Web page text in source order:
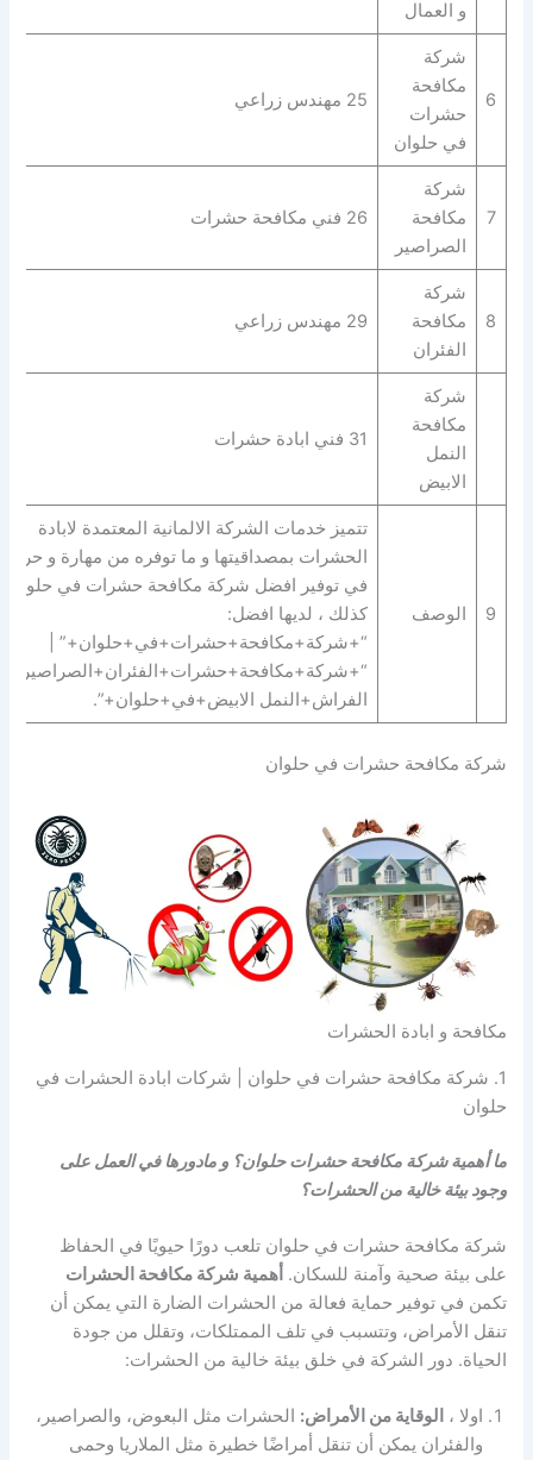
و العمال
6
شركة
مكافحة
حشرات
في حلوان
25 مهندس زراعي
7
شركة
مكافحة
الصراصير
26 فني مكافحة حشرات
8
شركة
مكافحة
الفئران
29 مهندس زراعي
شركة
مكافحة
النمل
الابيض
31 فني ابادة حشرات
9 الوصف
تتميز خدمات الشركة الالمانية المعتمدة لابادة
الحشرات بمصداقيتها و ما توفره من مهارة و حرفية
في توفير افضل شركة مكافحة حشرات في حلوان.
كذلك ، لديها افضل:
“+شركة+مكافحة+حشرات+في+حلوان+” |
الفراش+النمل الابيض+في+حلوان+”.
شركة مكافحة حشرات في حلوان
مكافحة و ابادة الحشرات
1. شركة مكافحة حشرات في حلوان | شركات ابادة الحشرات في
حلوان
ما أهمية شركة مكافحة حشرات حلوان؟ و مادورها في العمل على
وجود بيئة خالية من الحشرات؟
شركة مكافحة حشرات في حلوان تلعب دورًا حيويًا في الحفاظ
على بيئة صحية وآمنة للسكان. أهمية شركة مكافحة الحشرات
تكمن في توفير حماية فعالة من الحشرات الضارة التي يمكن أن
تنقل الأمراض، وتتسبب في تلف الممتلكات، وتقلل من جودة
الحياة. دور الشركة في خلق بيئة خالية من الحشرات:
اولا ، الوقاية من الأمراض: الحشرات مثل البعوض، والصراصير،
والفئران يمكن أن تنقل أمراضًا خطيرة مثل الملاريا وحمى